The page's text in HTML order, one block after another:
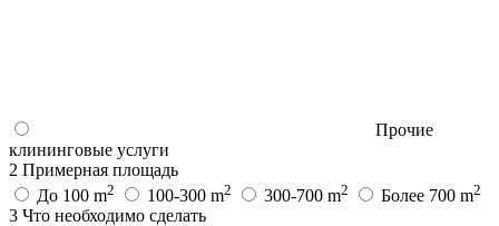
Прочие
клининговые услуги
2 Примерная площадь
До 100 m2 100-300 m2 300-700 m2 Более 700 m2
3 Что необходимо сделать